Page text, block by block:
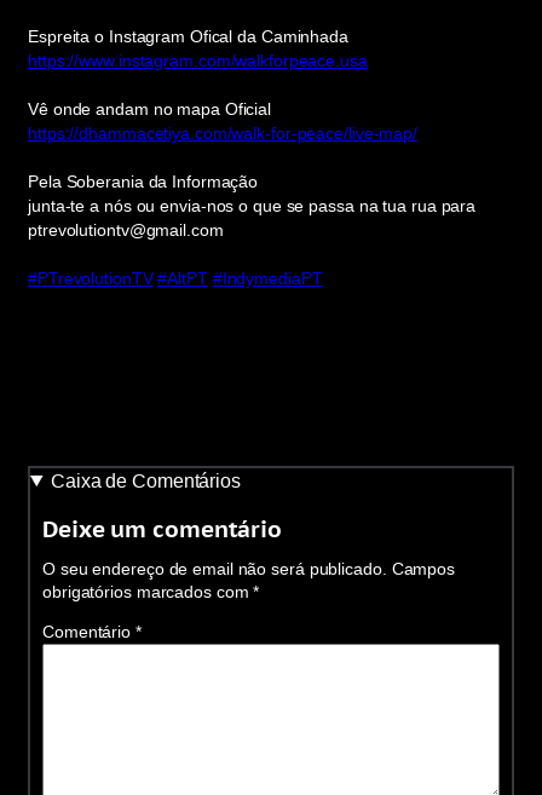
Espreita o Instagram Ofical da Caminhada
https://www.instagram.com/walkforpeace.usa
Vê onde andam no mapa Oficial
https://dhammacetiya.com/walk-for-peace/live-map/
Pela Soberania da Informação
junta-te a nós ou envia-nos o que se passa na tua rua para
ptrevolutiontv@gmail.com
#PTrevolutionTV #AltPT #IndymediaPT
Caixa de Comentários
Deixe um comentário
O seu endereço de email não será publicado. Campos
obrigatórios marcados com*
Comentário *